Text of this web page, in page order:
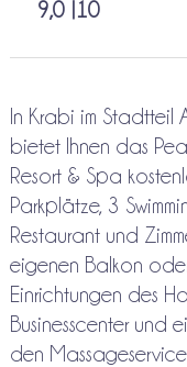
9,0 |10
In Krabi im Stadtteil
bietet Ihnen das
Resort & Spa
Parkplätze, 3
Restaurant und
eigenen Balkon
Einrichtungen des
Businesscenter und
den